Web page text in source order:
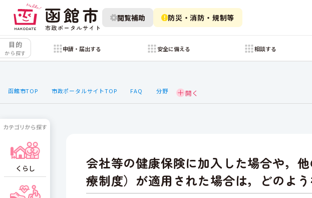
閲覧補助 防災・消防・規制等
目的
から探す
申請・届出する 安全に備える 相談する
函館市TOP 市政ポータルサイトTOP FAQ 分野
会社等の健康保険に加入した場合や，
療制度）が適用された場合は，どのよ
カテゴリから探す
くらし